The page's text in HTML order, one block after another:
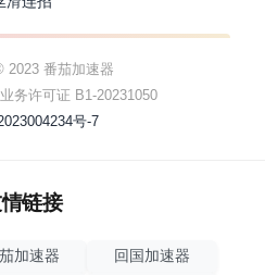
2023 番茄加速器
务许可证 B1-20231050
号-7
链接
加速器 回国加速器